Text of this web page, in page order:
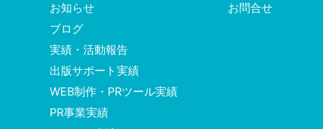
お知らせ
ブログ
実績・活動報告
出版サポート実績
WEB制作・PRツール実績
PR事業実績
お問合せ